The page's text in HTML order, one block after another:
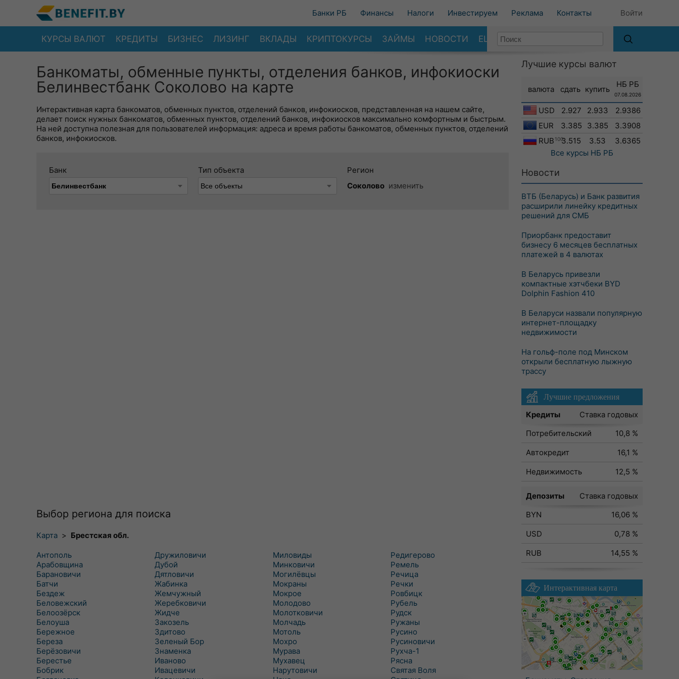
Банки РБ Финансы Налоги Инвестируем Реклама Контакты Войти
КУРСЫ ВАЛЮТ КРЕДИТЫ БИЗНЕС ЛИЗИНГ ВКЛАДЫ КРИПТОКУРСЫ ЗАЙМЫ НОВОСТИ ЕЩЕ
Банкоматы, обменные пункты, отделения банков, инфокиоски
Белинвестбанк Соколово на карте
Интерактивная карта банкоматов, обменных пунктов, отделений банков, инфокиосков, представленная на нашем сайте,
делает поиск нужных банкоматов, обменных пунктов, отделений банков, инфокиосков максимально комфортным и быстрым.
На ней доступна полезная для пользователей информация: адреса и время работы банкоматов, обменных пунктов, отделений
банков, инфокиосков.
Банк Тип объекта
Регион
Соколово изменить
Выбор региона для поиска
Карта > Брестская обл.
Антополь
Арабовщина
Барановичи
Батчи
Бездеж
Беловежский
Белоозёрск
Белоуша
Бережное
Береза
Берёзовичи
Берестье
Бобрик
Дружиловичи
Дубой
Дятловичи
Жабинка
Жемчужный
Жеребковичи
Жидче
Закозель
Здитово
Зеленый Бор
Знаменка
Иваново
Ивацевичи
Миловиды
Минковичи
Могилёвцы
Мокраны
Мокрое
Молодово
Молотковичи
Молчадь
Мотоль
Мохро
Мурава
Мухавец
Нарутовичи
Редигерово
Ремель
Речица
Речки
Ровбицк
Рубель
Рудск
Ружаны
Русино
Русиновичи
Рухча-1
Рясна
Святая Воля
Лучшие курсы валют
валюта сдать купить
НБ РБ
07.08.2026
USD 2.927 2.933
2.9386
EUR
3.385 3.385
3.3908
RUB 1003.515 3.53
3.6365
Все курсы НБ РБ
Новости
ВТБ (Беларусь) и Банк развития
расширили линейку кредитных
решений для СМБ
Приорбанк предоставит
бизнесу 6 месяцев бесплатных
платежей в 4 валютах
В Беларусь привезли
компактные хэтчбеки BYD
Dolphin Fashion 410
В Беларуси назвали популярную
интернет-площадку
недвижимости
На гольф-поле под Минском
открыли бесплатную лыжную
трассу
Лучшие предложения
Кредиты
Ставка годовых
Потребительский
10,8 %
Автокредит
16,1 %
Недвижимость
12,5 %
Депозиты
Ставка годовых
BYN
16,06 %
USD
0,78 %
RUB
14,55 %
Интерактивная карта